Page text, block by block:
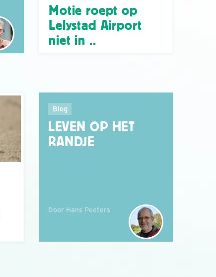
Motie roept op
Lelystad Airport
niet in ..
Blog
LEVEN OP HET
RANDJE
Door Hans Peeters